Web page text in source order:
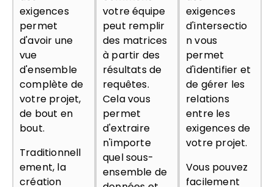
exigences
permet
d'avoir une
vue
d'ensemble
complète de
votre projet,
de bout en
bout.
Traditionnell
ement, la
création
votre équipe
peut remplir
des matrices
à partir des
résultats de
requêtes.
Cela vous
permet
d'extraire
n'importe
quel sous-
ensemble de
exigences
d'intersectio
n vous
permet
d'identifier et
de gérer les
relations
entre les
exigences de
votre projet.
Vous pouvez
facilement